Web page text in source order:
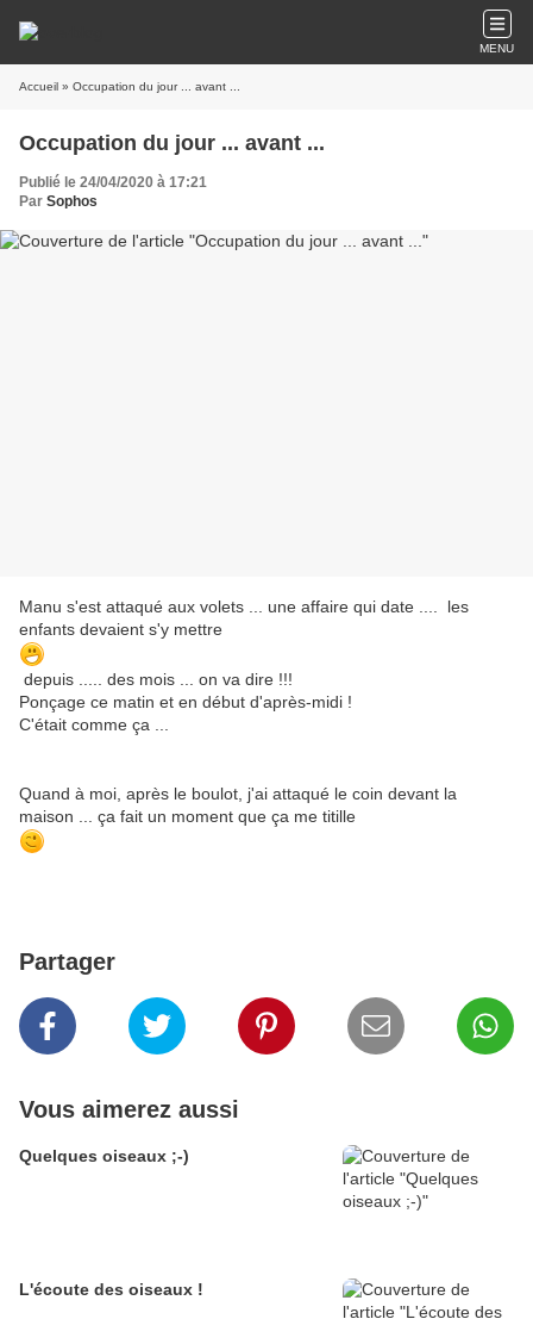
MENU
Accueil » Occupation du jour ... avant ...
Occupation du jour ... avant ...
Publié le 24/04/2020 à 17:21
Par Sophos
Manu s'est attaqué aux volets ... une affaire qui date .... les
enfants devaient s'y mettre
depuis ..... des mois ... on va dire !!!
Ponçage ce matin et en début d'après-midi !
C'était comme ça ...
Quand à moi, après le boulot, j'ai attaqué le coin devant la
maison ... ça fait un moment que ça me titille
Partager
Vous aimerez aussi
Quelques oiseaux ;-)
L'écoute des oiseaux !